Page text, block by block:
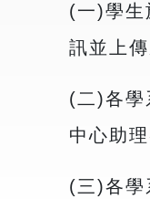
(一)學生
訊並上傳
(二)各學
中心助理
(三)各學